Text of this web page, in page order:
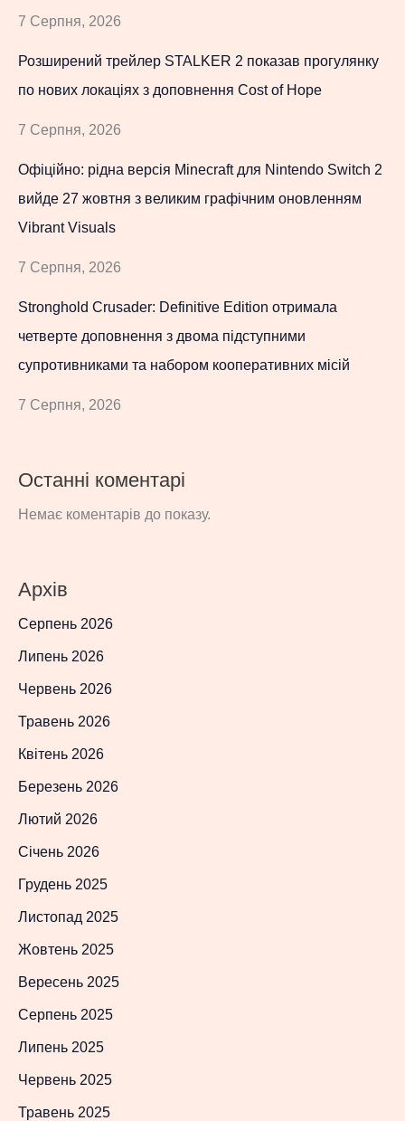
7 Серпня, 2026
Розширений трейлер STALKER 2 показав прогулянку
по нових локаціях з доповнення Cost of Hope
7 Серпня, 2026
Офіційно: рідна версія Minecraft для Nintendo Switch 2
вийде 27 жовтня з великим графічним оновленням
Vibrant Visuals
7 Серпня, 2026
Stronghold Crusader: Definitive Edition отримала
четверте доповнення з двома підступними
супротивниками та набором кооперативних місій
7 Серпня, 2026
Останні коментарі
Немає коментарів до показу.
Архів
Серпень 2026
Липень 2026
Червень 2026
Травень 2026
Квітень 2026
Березень 2026
Лютий 2026
Січень 2026
Грудень 2025
Листопад 2025
Жовтень 2025
Вересень 2025
Серпень 2025
Липень 2025
Червень 2025
Травень 2025